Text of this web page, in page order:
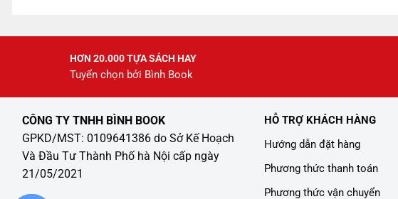
HƠN 20.000 TỰA SÁCH HAY
Tuyển chọn bởi Bình Book
CÔNG TY TNHH BÌNH BOOK
GPKD/MST: 0109641386 do Sở Kế Hoạch
Và Đầu Tư Thành Phố hà Nội cấp ngày
21/05/2021
HỖ TRỢ KHÁCH HÀNG
Hướng dẫn đặt hàng
Phương thức thanh toán
Phương thức vận chuyển